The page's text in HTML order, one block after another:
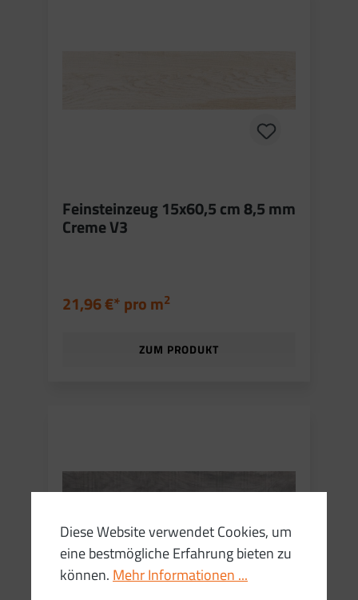
Feinsteinzeug 15x60,5 cm 8,5 mm
Creme V3
21,96 €* pro m2
ZUM PRODUKT
Diese Website verwendet Cookies, um
eine bestmögliche Erfahrung bieten zu
können. Mehr Informationen ...